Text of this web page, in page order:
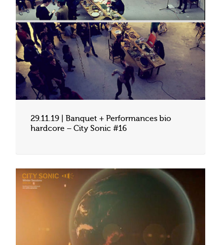
29.11.19 | Banquet + Performances bio
hardcore – City Sonic #16